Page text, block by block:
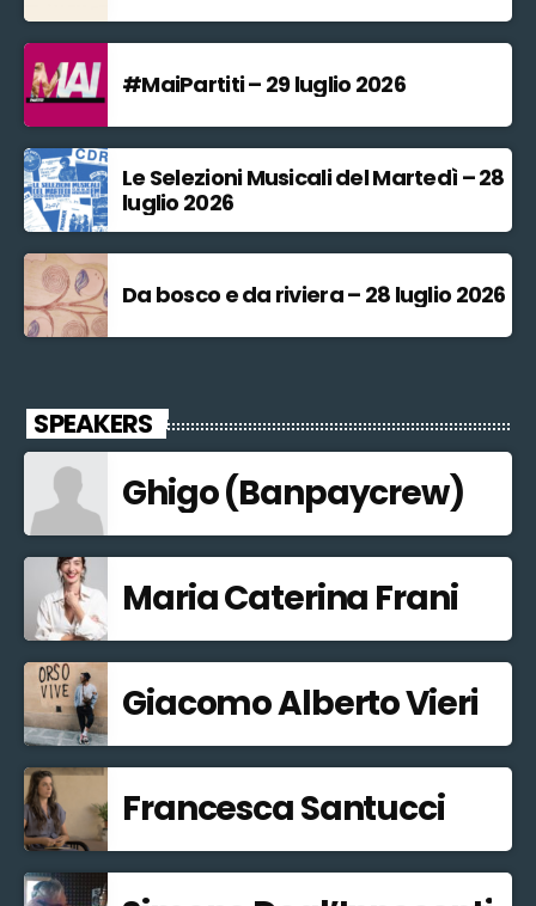
#MaiPartiti – 29 luglio 2026
Le Selezioni Musicali del Martedì – 28
luglio 2026
Da bosco e da riviera – 28 luglio 2026
SPEAKERS
Ghigo (Banpaycrew)
Maria Caterina Frani
Giacomo Alberto Vieri
Francesca Santucci